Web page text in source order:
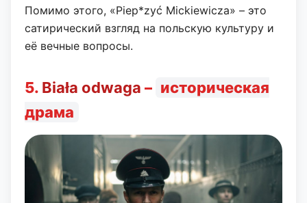
Помимо этого, «Piep*zyć Mickiewicza» – это
сатирический взгляд на польскую культуру и
её вечные вопросы.
5. Biała odwaga – историческая
драма